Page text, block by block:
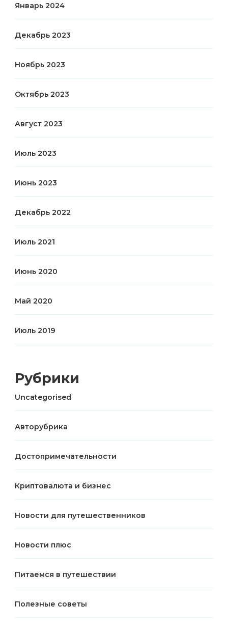
Январь 2024
Декабрь 2023
Ноябрь 2023
Октябрь 2023
Август 2023
Июль 2023
Июнь 2023
Декабрь 2022
Июль 2021
Июнь 2020
Май 2020
Июль 2019
Рубрики
Uncategorised
Авторубрика
Достопримечательности
Криптовалюта и бизнес
Новости для путешественников
Новости плюс
Питаемся в путешествии
Полезные советы